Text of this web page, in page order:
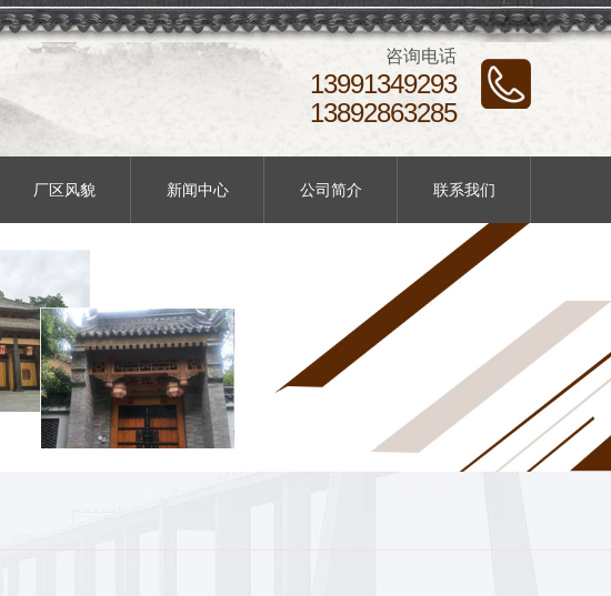
咨询电话
13991349293
13892863285
厂区风貌 新闻中心 公司简介 联系我们